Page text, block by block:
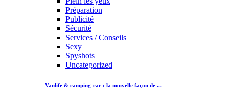
Préparation
Publicité
Sécurité
Services / Conseils
Sexy
Spyshots
Uncategorized
Vanlife & camping-car : la nouvelle façon de ...